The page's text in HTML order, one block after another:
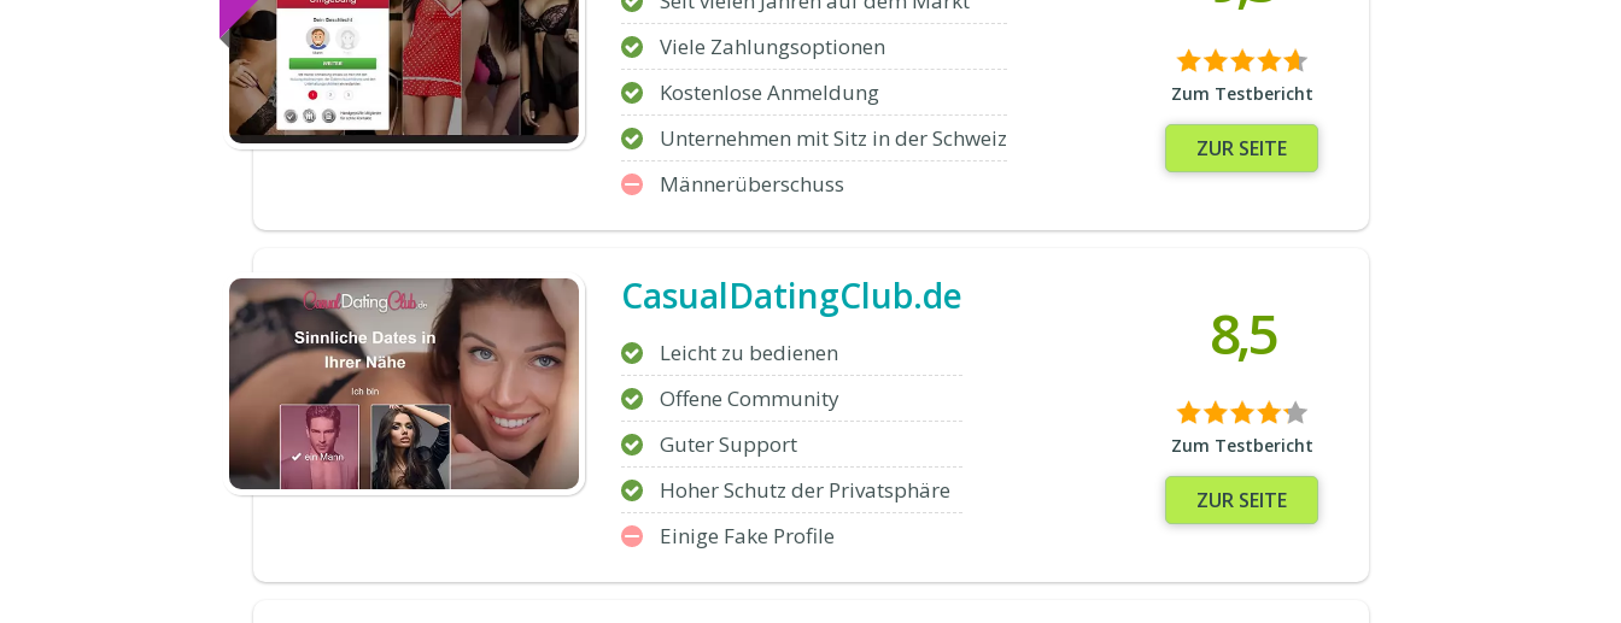
Viele Zahlungsoptionen
Kostenlose Anmeldung
Unternehmen mit Sitz in der Schweiz
Männerüberschuss
Zum Testbericht
ZUR SEITE
CasualDatingClub.de
Leicht zu bedienen
Offene Community
Guter Support
Hoher Schutz der Privatsphäre
Einige Fake Profile
8,5
Zum Testbericht
ZUR SEITE